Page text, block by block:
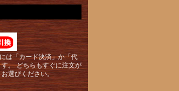
は「カード決済」か「代
。 どちらもすぐに注文が
選びください。